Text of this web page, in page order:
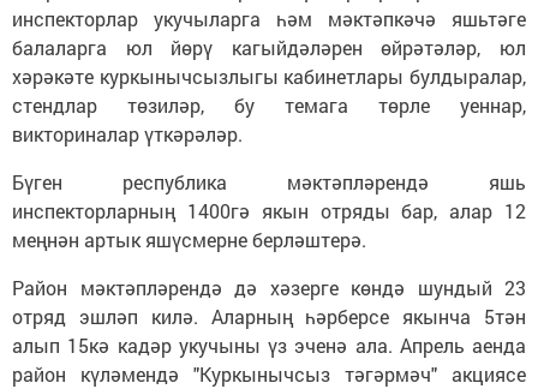
инспекторлар укучыларга һәм мәктәпкәчә яшьтәге
балаларга юл йөрү кагыйдәләрен өйрәтәләр, юл
хәрәкәте куркынычсызлыгы кабинетлары булдыралар,
стендлар төзиләр, бу темага төрле уеннар,
викториналар үткәрәләр.
Бүген республика мәктәпләрендә яшь
инспекторларның 1400гә якын отряды бар, алар 12
меңнән артык яшүсмерне берләштерә.
Район мәктәпләрендә дә хәзерге көндә шундый 23
отряд эшләп килә. Аларның һәрберсе якынча 5тән
алып 15кә кадәр укучыны үз эченә ала. Апрель аенда
район күләмендә "Куркынычсыз тәгәрмәч" акциясе